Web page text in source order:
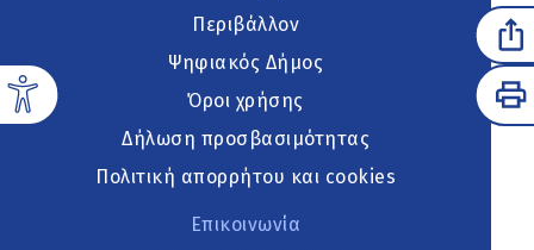
Περιβάλλον
Ψηφιακός Δήμος
Όροι χρήσης
Δήλωση προσβασιμότητας
Πολιτική απορρήτου και cookies
Επικοινωνία